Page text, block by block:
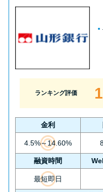
ランキング評価
金利
4.5%～14.60%
融資時間
最短即日